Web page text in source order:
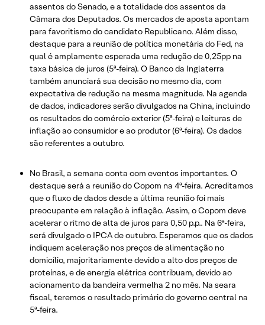
assentos do Senado, e a totalidade dos assentos da
Câmara dos Deputados. Os mercados de aposta apontam
para favoritismo do candidato Republicano. Além disso,
destaque para a reunião de política monetária do Fed, na
qual é amplamente esperada uma redução de 0,25pp na
taxa básica de juros (5ª-feira). O Banco da Inglaterra
também anunciará sua decisão no mesmo dia, com
expectativa de redução na mesma magnitude. Na agenda
de dados, indicadores serão divulgados na China, incluindo
os resultados do comércio exterior (5ª-feira) e leituras de
inflação ao consumidor e ao produtor (6ª-feira). Os dados
são referentes a outubro.
No Brasil, a semana conta com eventos importantes. O
destaque será a reunião do Copom na 4ª-feira. Acreditamos
que o fluxo de dados desde a última reunião foi mais
preocupante em relação à inflação. Assim, o Copom deve
acelerar o ritmo de alta de juros para 0,50 p.p.. Na 6ª-feira,
será divulgado o IPCA de outubro. Esperamos que os dados
indiquem aceleração nos preços de alimentação no
domicílio, majoritariamente devido a alto dos preços de
proteínas, e de energia elétrica contribuam, devido ao
acionamento da bandeira vermelha 2 no mês. Na seara
fiscal, teremos o resultado primário do governo central na
5ª-feira.